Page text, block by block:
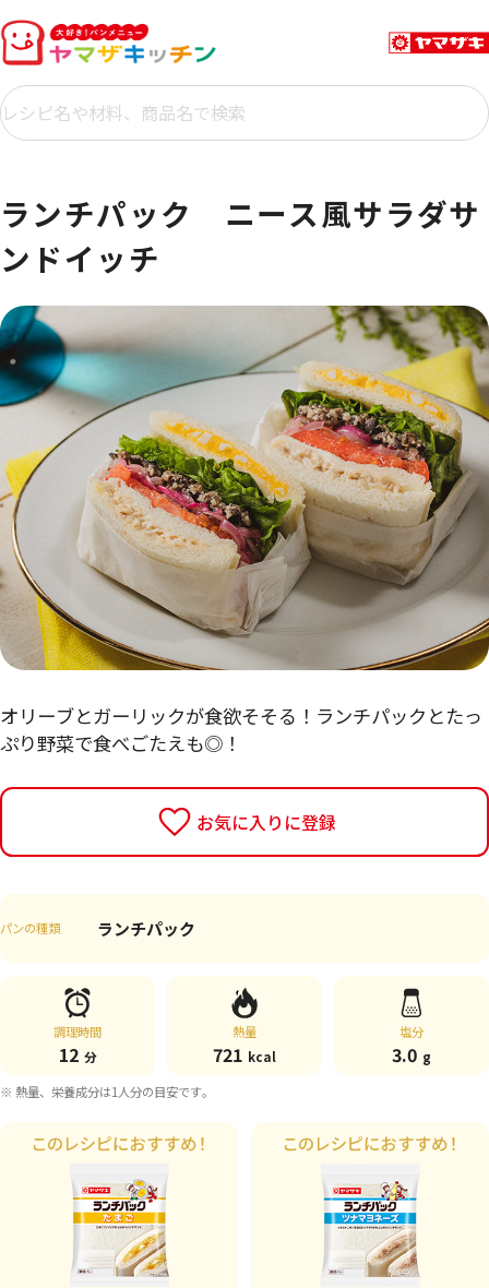
ランチパック ニース風サラダサ
ンドイッチ
オリーブとガーリックが食欲そそる！ランチパックとたっ
ぷり野菜で食べごたえも◎！
お気に入りに登録
パンの種類 ランチパック
調理時間
12 分
熱量
721 kcal
塩分
3.0 g
※ 熱量、栄養成分は1人分の目安です。